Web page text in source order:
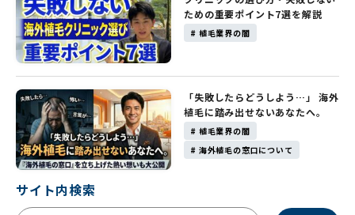
# 植毛業界の闇
ための重要ポイント7選を解説
# 植毛業界の闇
# 海外植毛の窓口について
「失敗したらどうしよう…」 海外
植毛に踏み出せないあなたへ。
サイト内検索